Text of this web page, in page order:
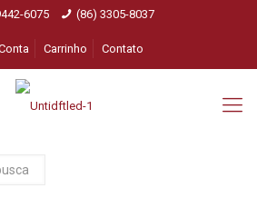
6075 (86) 3305-8037
Carrinho Contato